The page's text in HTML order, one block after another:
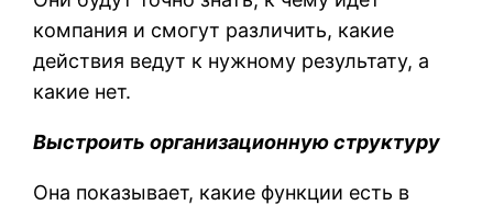
компания и смогут различить, какие
действия ведут к нужному результату, а
какие нет.
Выстроить организационную структуру
Она показывает, какие функции есть в